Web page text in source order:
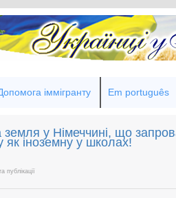
іммігранту Em português
у Німеччині, що
як іноземну у школах!
публікації